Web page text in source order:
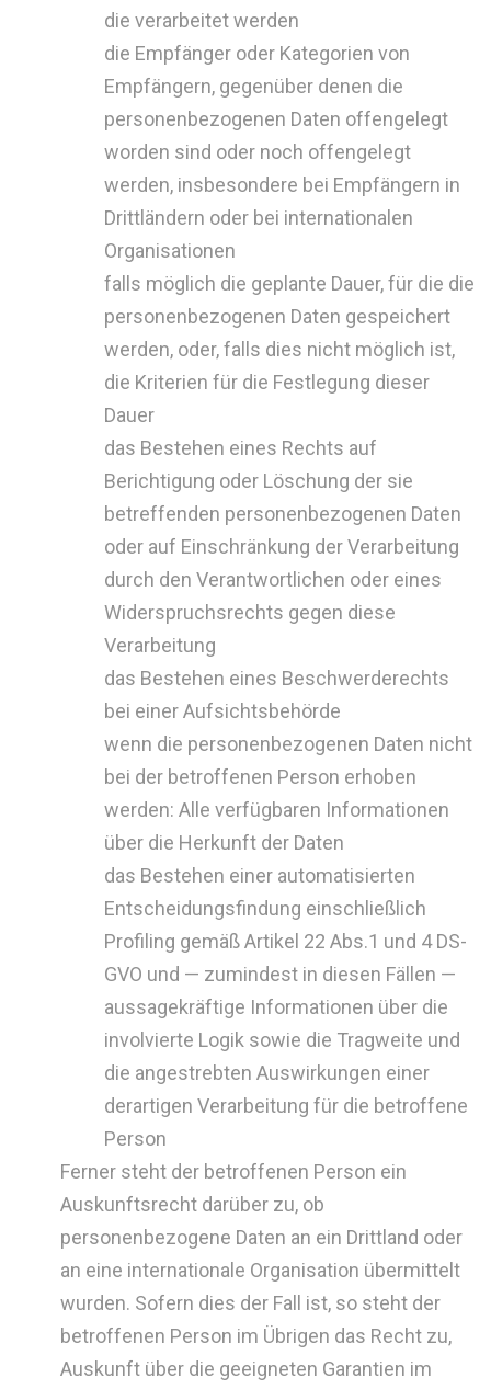
die verarbeitet werden
die Empfänger oder Kategorien von
Empfängern, gegenüber denen die
personenbezogenen Daten offengelegt
worden sind oder noch offengelegt
werden, insbesondere bei Empfängern in
Drittländern oder bei internationalen
Organisationen
falls möglich die geplante Dauer, für die die
personenbezogenen Daten gespeichert
werden, oder, falls dies nicht möglich ist,
die Kriterien für die Festlegung dieser
Dauer
das Bestehen eines Rechts auf
Berichtigung oder Löschung der sie
betreffenden personenbezogenen Daten
oder auf Einschränkung der Verarbeitung
durch den Verantwortlichen oder eines
Widerspruchsrechts gegen diese
Verarbeitung
das Bestehen eines Beschwerderechts
bei einer Aufsichtsbehörde
wenn die personenbezogenen Daten nicht
bei der betroffenen Person erhoben
werden: Alle verfügbaren Informationen
über die Herkunft der Daten
das Bestehen einer automatisierten
Entscheidungsfindung einschließlich
Profiling gemäß Artikel 22 Abs.1 und 4 DS-
GVO und — zumindest in diesen Fällen —
aussagekräftige Informationen über die
involvierte Logik sowie die Tragweite und
die angestrebten Auswirkungen einer
derartigen Verarbeitung für die betroffene
Person
Ferner steht der betroffenen Person ein
Auskunftsrecht darüber zu, ob
personenbezogene Daten an ein Drittland oder
an eine internationale Organisation übermittelt
wurden. Sofern dies der Fall ist, so steht der
betroffenen Person im Übrigen das Recht zu,
Auskunft über die geeigneten Garantien im